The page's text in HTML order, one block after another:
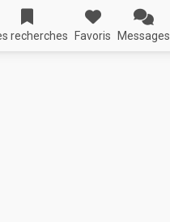
recherches Favoris Messages